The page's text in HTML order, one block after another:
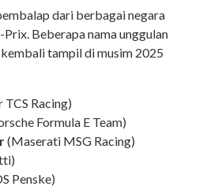
dari berbagai negara
Beberapa nama unggulan
tampil di musim 2025
TCS Racing)
Formula E Team)
(Maserati MSG Racing)
Penske)